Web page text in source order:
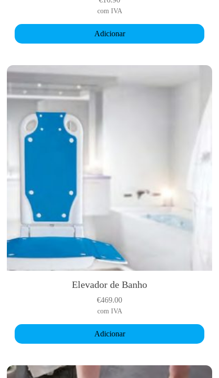
com IVA
Adicionar
Elevador de Banho
€469.00
com IVA
Adicionar